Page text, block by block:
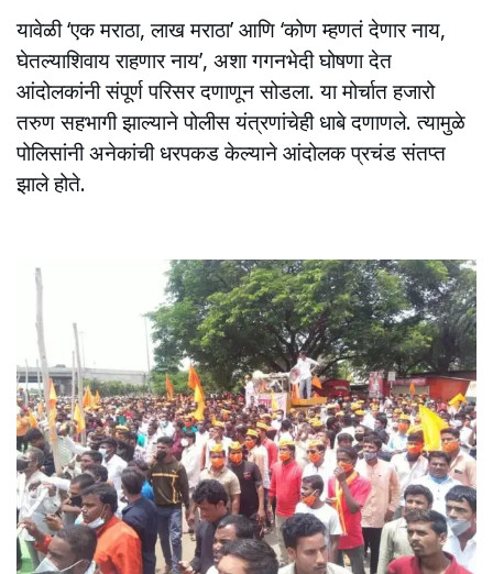
यावेळी ‘एक मराठा, लाख मराठा’ आणि ‘कोण म्हणतं देणार नाय,
घेतल्याशिवाय राहणार नाय’, अशा गगनभेदी घोषणा देत
आंदोलकांनी संपूर्ण परिसर दणाणून सोडला. या मोर्चात हजारो
तरुण सहभागी झाल्याने पोलीस यंत्रणांचेही धाबे दणाणले. त्यामुळे
पोलिसांनी अनेकांची धरपकड केल्याने आंदोलक प्रचंड संतप्त
झाले होते.